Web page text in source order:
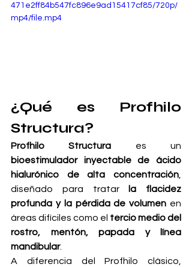
471e2ff84b547fc896e9ad15417cf85/720p/
mp4/file.mp4
¿Qué es Profhilo
Structura?
Profhilo Structura
bioestimulador inyectable de ácido
hialurónico de alta concentración,
diseñado para tratar
la flacidez
profunda y la pérdida de volumen en
áreas difíciles como el tercio medio del
rostro, mentón, papada y línea
mandibular.
A diferencia del Profhilo clásico,